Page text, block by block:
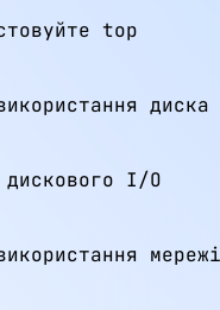
top
диска
I/O
мережі